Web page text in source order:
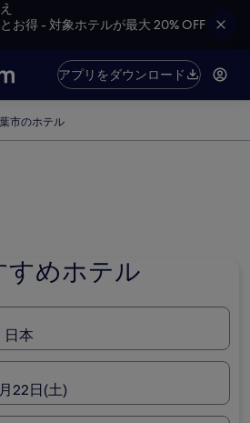
お得 - 対象ホテルが最大 20% OFF
アプリをダウンロード
市のホテル
すめホテル
日本
22日(土)